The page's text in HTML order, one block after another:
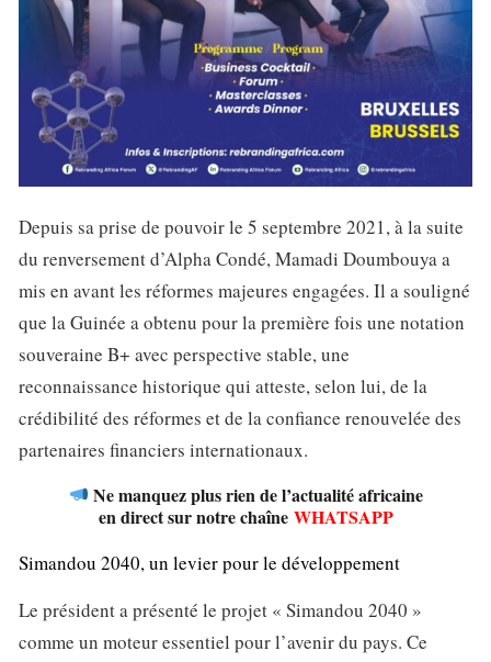
Depuis sa prise de pouvoir le 5 septembre 2021, à la suite
du renversement d’Alpha Condé, Mamadi Doumbouya a
mis en avant les réformes majeures engagées. Il a souligné
que la Guinée a obtenu pour la première fois une notation
souveraine B+ avec perspective stable, une
reconnaissance historique qui atteste, selon lui, de la
crédibilité des réformes et de la confiance renouvelée des
partenaires financiers internationaux.
Ne manquez plus rien de l’actualité africaine
en direct sur notre chaîne WHATSAPP
Simandou 2040, un levier pour le développement
Le président a présenté le projet « Simandou 2040 »
comme un moteur essentiel pour l’avenir du pays. Ce